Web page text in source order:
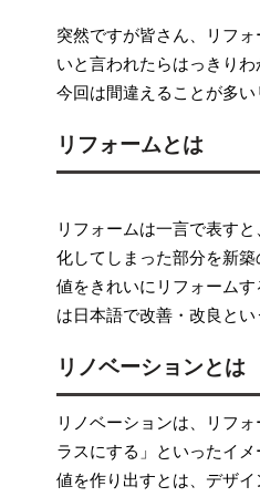
突然ですが皆さん、リフ
いと言われたらはっきりわ
今回は間違えることが多
リフォームとは
リフォームは一言で表す
化してしまった部分を新
値をきれいにリフォーム
は日本語で改善・改良とい
リノベーションとは
リノベーションは、リフ
ラスにする」といったイ
値を作り出すとは、デザ